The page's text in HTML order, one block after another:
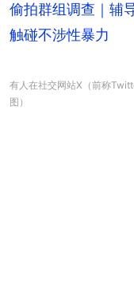
偷拍群组调查｜辅
触碰不涉性暴力
有人在社交网站X（前称
图）